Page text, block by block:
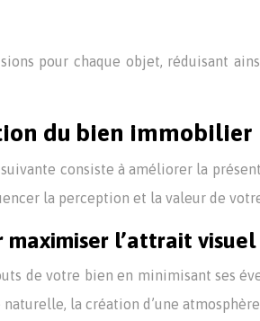
pour chaque objet, réduisant
du bien immobilier
consiste à améliorer la
la perception et la valeur de
maximiser l’attrait visuel
de votre bien en minimisant ses
la création d’une